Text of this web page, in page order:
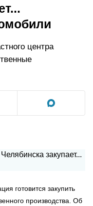
центра
готовится закупить
производства. Об